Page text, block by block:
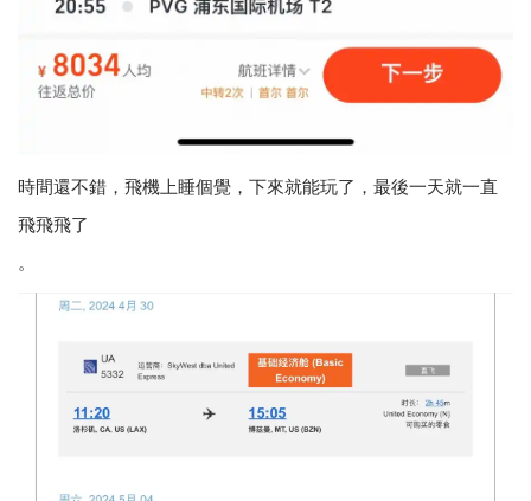
時間還不錯，飛機上睡個覺，下來就能玩了，最後一天就一直
飛飛飛了
。